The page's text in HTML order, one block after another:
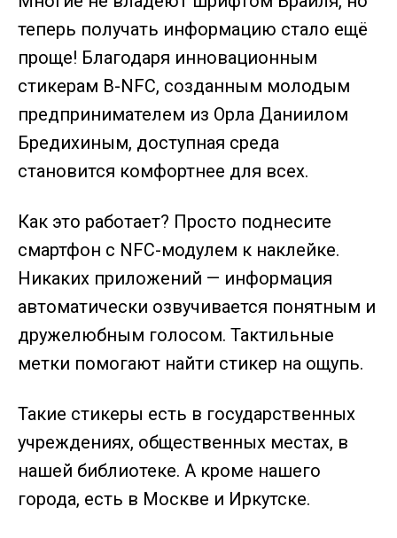
теперь получать информацию стало ещё
проще! Благодаря инновационным
стикерам B-NFC, созданным молодым
предпринимателем из Орла Даниилом
Бредихиным, доступная среда
становится комфортнее для всех.
Как это работает? Просто поднесите
смартфон с NFC-модулем к наклейке.
Никаких приложений — информация
автоматически озвучивается понятным и
дружелюбным голосом. Тактильные
метки помогают найти стикер на ощупь.
Такие стикеры есть в государственных
учреждениях, общественных местах, в
нашей библиотеке. А кроме нашего
города, есть в Москве и Иркутске.